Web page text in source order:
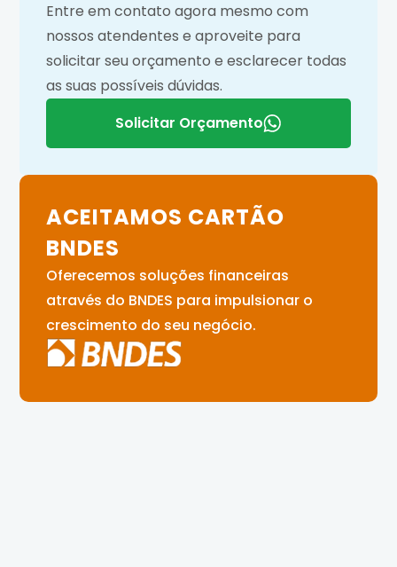
Entre em contato agora mesmo com
nossos atendentes e aproveite para
solicitar seu orçamento e esclarecer todas
as suas possíveis dúvidas.
Solicitar Orçamento
ACEITAMOS CARTÃO
BNDES
Oferecemos soluções financeiras
através do BNDES para impulsionar o
crescimento do seu negócio.